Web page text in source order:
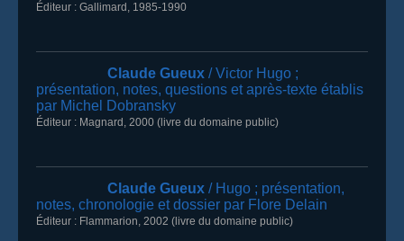
Éditeur : Gallimard , 1985-1990
Claude Gueux / Victor Hugo ;
présentation, notes, questions et après-texte établis
par Michel Dobransky
Éditeur : Magnard , 2000 (livre du domaine public)
Claude Gueux / Hugo ; présentation,
notes, chronologie et dossier par Flore Delain
Éditeur : Flammarion, 2002 (livre du domaine public)